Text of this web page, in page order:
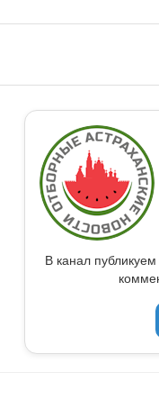
В канал